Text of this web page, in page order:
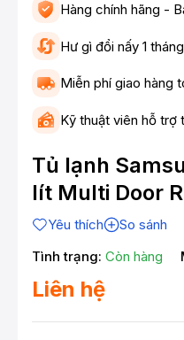
Hàng chính hãng -
Hư gì đổi nấy 1
Miễn phí giao hàng
Kỹ thuật viên hỗ trợ
Tủ lạnh
lít Multi Door
Yêu thích
So sánh
Tình trạng: Còn hàng
Liên hệ